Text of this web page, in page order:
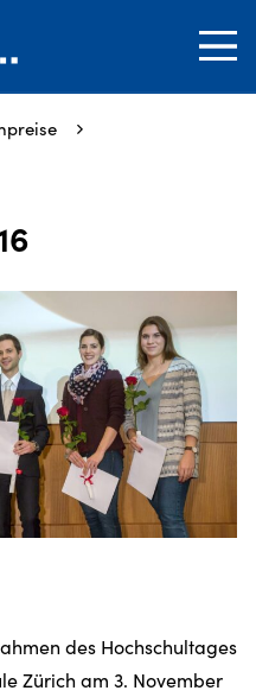
Close
des Hochschultages
Zürich am 3. November